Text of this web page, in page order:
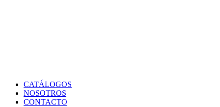
CATÁLOGOS
NOSOTROS
CONTACTO